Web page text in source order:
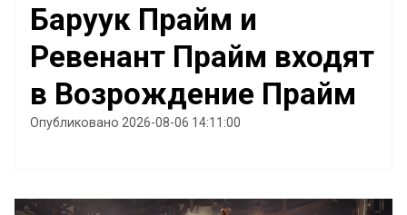
Баруук Прайм и
Ревенант Прайм входят
в Возрождение Прайм
Опубликовано 2026-08-06 14:11:00